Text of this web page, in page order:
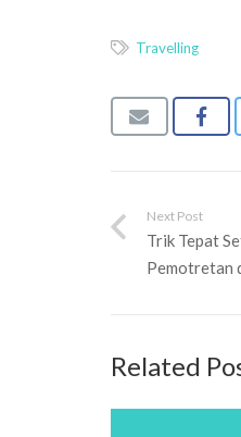
Travelling
Next Post
Trik Tepat
Pemotretan
Related